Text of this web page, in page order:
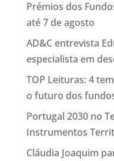
Prémios dos
até 7 de agosto
AD&C entrevista
especialista em
TOP Leituras: 4
o futuro dos
Portugal 2030 no
Instrumentos
Cláudia Joaquim